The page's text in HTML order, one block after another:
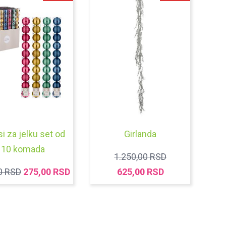
za jelku set od
10 komada
RSD ORIGINALNA
275,00 RSDTRENUTNA
Girlanda
1.250,00RSDORIGINALNA
625,00 RSDTRENUTNA